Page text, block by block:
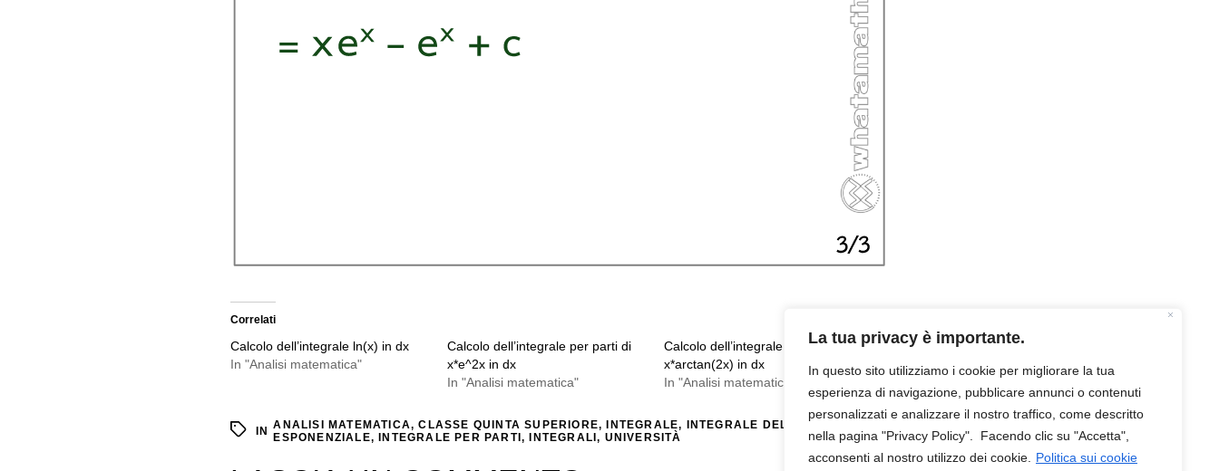
La tua privacy è importante.
In questo sito utilizziamo i cookie per migliorare la tua
esperienza di navigazione, pubblicare annunci o contenuti
personalizzati e analizzare il nostro traffico, come descritto
nella pagina "Privacy Policy". Facendo clic su "Accetta",
acconsenti al nostro utilizzo dei cookie.
Politica sui cookie
Correlati
Calcolo dell’integrale ln(x) in dx
In "Analisi matematica"
Calcolo dell’integrale per parti di
x*e^2x in dx
In "Analisi matematica"
Calcolo dell’integrale indefinito
x*arctan(2x) in dx
In "Analisi matematica"
IN ANALISI MATEMATICA,CLASSE QUINTA SUPERIORE,INTEGRALE, INTEGRALE DELLA FUNZIONE
ESPONENZIALE,INTEGRALE PER PARTI,INTEGRALI, UNIVERSITÀ